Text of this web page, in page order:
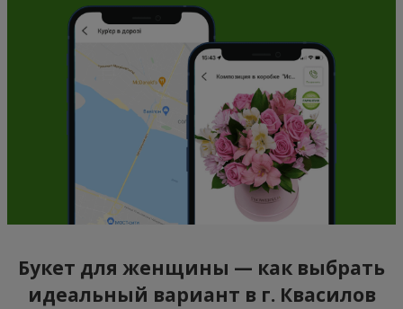
Букет для женщины — как выбрать
идеальный вариант в г. Квасилов